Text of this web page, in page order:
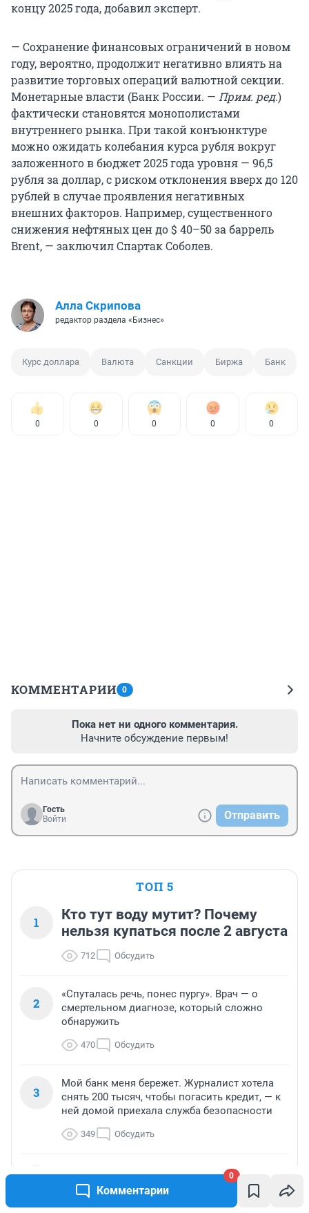
Комментарии
0
концу 2025 года, добавил эксперт.
— Сохранение финансовых ограничений в новом
году, вероятно, продолжит негативно влиять на
развитие торговых операций валютной секции.
Монетарные власти (Банк России. — Прим. ред.)
фактически становятся монополистами
внутреннего рынка. При такой конъюнктуре
можно ожидать колебания курса рубля вокруг
заложенного в бюджет 2025 года уровня — 96,5
рубля за доллар, с риском отклонения вверх до 120
рублей в случае проявления негативных
внешних факторов. Например, существенного
снижения нефтяных цен до $ 40–50 за баррель
Brent, — заключил Спартак Соболев.
Алла Скрипова
редактор раздела «Бизнес»
Курс доллара Валюта Санкции Биржа Банк
0 0 0 0 0
КОММЕНТАРИИ 0
Пока нет ни одного комментария.
Начните обсуждение первым!
Гость
Войти
Отправить
ТОП 5
1
Кто тут воду мутит? Почему
нельзя купаться после 2 августа
712 Обсудить
2
«Спуталась речь, понес пургу». Врач — о
смертельном диагнозе, который сложно
обнаружить
470 Обсудить
3
Мой банк меня бережет. Журналист хотела
снять 200 тысяч, чтобы погасить кредит, — к
ней домой приехала служба безопасности
349 Обсудить
Оперативная обстановка в Ульяновской
области за неделю
248 Обсудить